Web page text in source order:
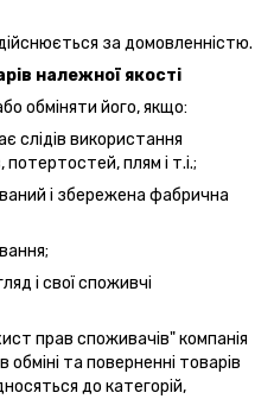
за домовленністю.
належної якості
обміняти його, якщо:
слідів використання
плям і т.і.;
і збережена фабрична
і свої споживчі
прав споживачів" компанія
та поверненні товарів
до категорій,